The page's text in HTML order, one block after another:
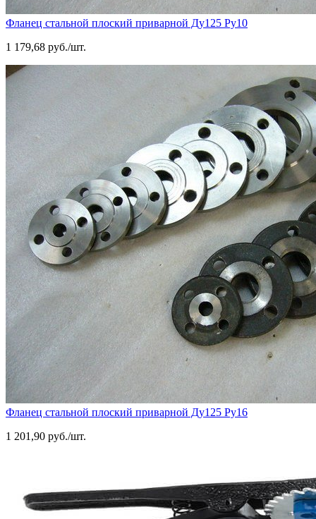
Фланец стальной плоский приварной Ду125 Ру10
1 179,68 руб./шт.
Фланец стальной плоский приварной Ду125 Ру16
1 201,90 руб./шт.